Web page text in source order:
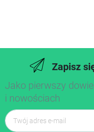
Zapisz
Jako pierwszy
i nowościach